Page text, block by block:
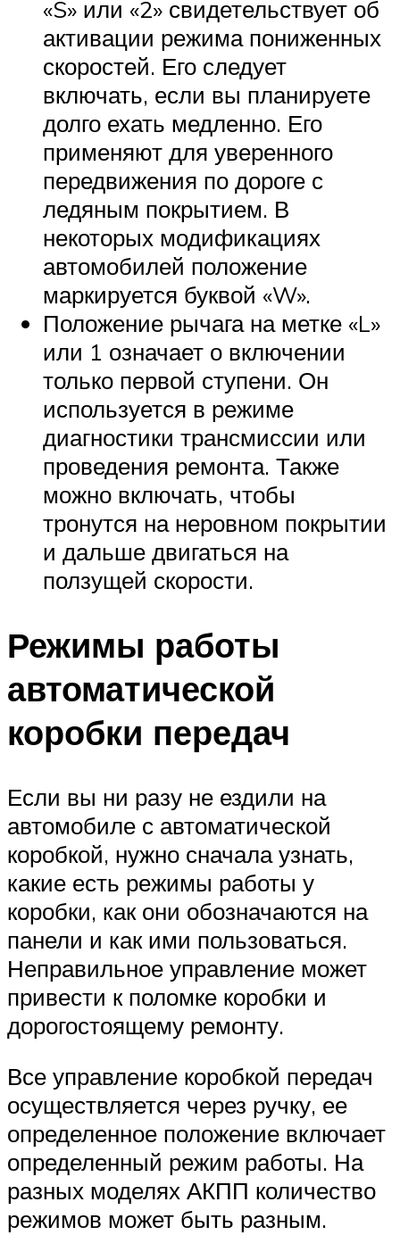
«S» или «2» свидетельствует об
активации режима пониженных
скоростей. Его следует
включать, если вы планируете
долго ехать медленно. Его
применяют для уверенного
передвижения по дороге с
ледяным покрытием. В
некоторых модификациях
автомобилей положение
маркируется буквой «W».
Положение рычага на метке «L»
или 1 означает о включении
только первой ступени. Он
используется в режиме
диагностики трансмиссии или
проведения ремонта. Также
можно включать, чтобы
тронутся на неровном покрытии
и дальше двигаться на
ползущей скорости.
Режимы работы
автоматической
коробки передач
Если вы ни разу не ездили на
автомобиле с автоматической
коробкой, нужно сначала узнать,
какие есть режимы работы у
коробки, как они обозначаются на
панели и как ими пользоваться.
Неправильное управление может
привести к поломке коробки и
дорогостоящему ремонту.
Все управление коробкой передач
осуществляется через ручку, ее
определенное положение включает
определенный режим работы. На
разных моделях АКПП количество
режимов может быть разным.